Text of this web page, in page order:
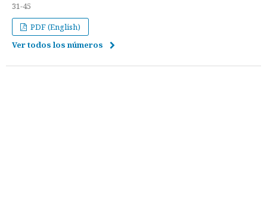
31-45
PDF (English)
Ver todos los números